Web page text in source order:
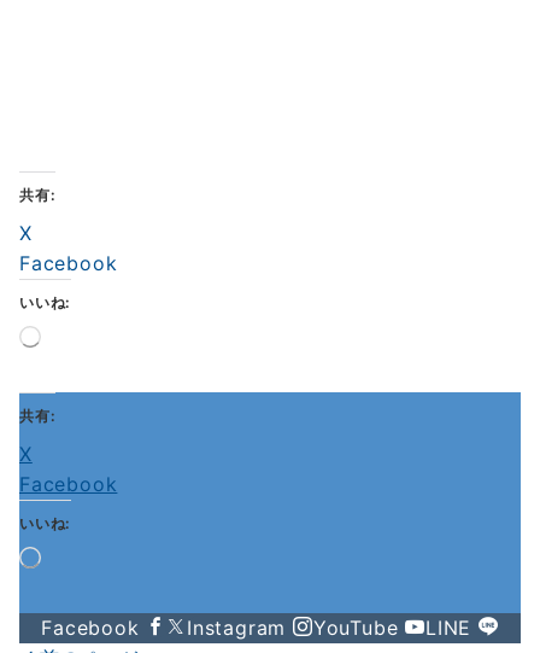
共有:
X
Facebook
いいね:
読
み
中…
共有:
X
Facebook
いいね:
読
み
中…
Facebook Instagram YouTube LINE